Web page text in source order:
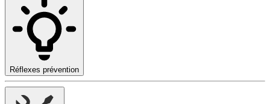
Réflexes prévention